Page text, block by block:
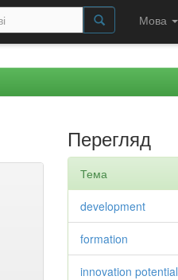
Мова
Перегляд
Тема
development
formation
innovation potential